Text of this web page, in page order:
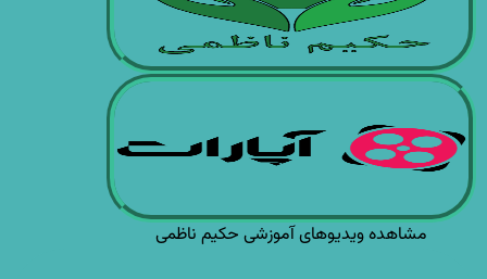
مشاهده ویدیوهای آموزشی حکیم ناظمی